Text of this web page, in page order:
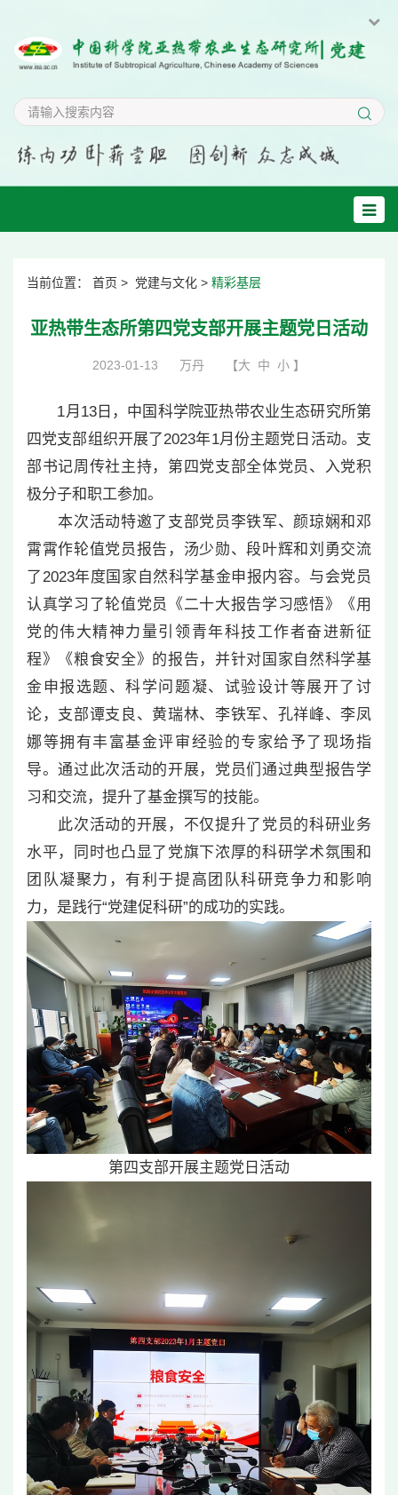
当前位置： 首页 > 党建与文化 > 精彩基层
亚热带生态所第四党支部开展主题党日活动
2023-01-13 万丹 【大 中 小 】
1月13日，中国科学院亚热带农业生态研究所第
四党支部组织开展了2023年1月份主题党日活动。支
部书记周传社主持，第四党支部全体党员、入党积
极分子和职工参加。
本次活动特邀了支部党员李铁军、颜琼娴和邓
霄霄作轮值党员报告，汤少勋、段叶辉和刘勇交流
了2023年度国家自然科学基金申报内容。与会党员
认真学习了轮值党员《二十大报告学习感悟》《用
党的伟大精神力量引领青年科技工作者奋进新征
程》《粮食安全》的报告，并针对国家自然科学基
金申报选题、科学问题凝、试验设计等展开了讨
论，支部谭支良、黄瑞林、李铁军、孔祥峰、李凤
娜等拥有丰富基金评审经验的专家给予了现场指
导。通过此次活动的开展，党员们通过典型报告学
习和交流，提升了基金撰写的技能。
此次活动的开展，不仅提升了党员的科研业务
水平，同时也凸显了党旗下浓厚的科研学术氛围和
团队凝聚力，有利于提高团队科研竞争力和影响
力，是践行“党建促科研”的成功的实践。
第四支部开展主题党日活动